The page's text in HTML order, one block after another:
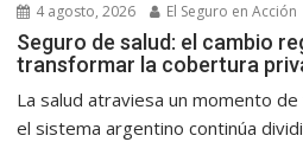
4 agosto, 2026 El Seguro en Acción
Seguro de salud: el cambio
transformar la cobertura
La salud atraviesa un momento
el sistema argentino continúa